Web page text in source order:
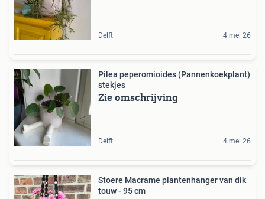
Delft 4 mei 26
Pilea peperomioides (Pannenkoekplant)
stekjes
Zie omschrijving
Delft 4 mei 26
Stoere Macrame plantenhanger van dik
touw - 95 cm